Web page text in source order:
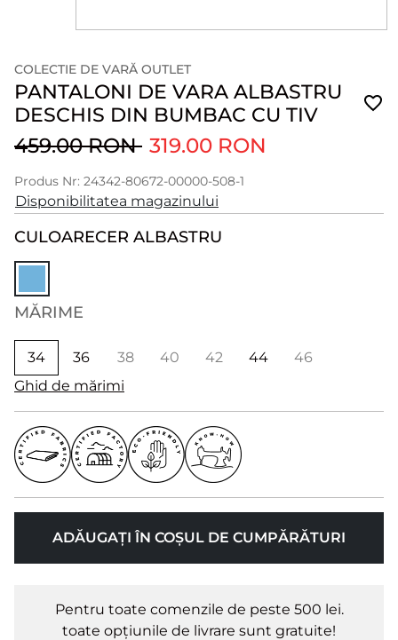
COLECTIE DE VARĂ OUTLET
PANTALONI DE VARA ALBASTRU
DESCHIS DIN BUMBAC CU TIV
459.00 RON 319.00 RON
Produs Nr: 24342-80672-00000-508-1
Disponibilitatea magazinului
CULOARECER ALBASTRU
MĂRIME
34 36 38 40 42 44
46
Ghid de mărimi
ADĂUGAȚI ÎN COȘUL DE CUMPĂRĂTURI
Pentru toate comenzile de peste 500 lei.
toate opțiunile de livrare sunt gratuite!